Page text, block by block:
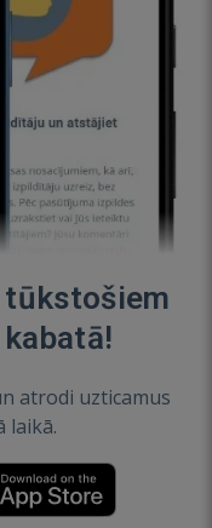
tūkstošiem
atrodi uzticamus
laikā.